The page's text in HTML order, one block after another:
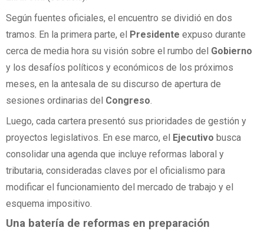
Según fuentes oficiales, el encuentro se dividió en dos
tramos. En la primera parte, el Presidente expuso durante
cerca de media hora su visión sobre el rumbo del Gobierno
y los desafíos políticos y económicos de los próximos
meses, en la antesala de su discurso de apertura de
sesiones ordinarias del Congreso
Luego, cada cartera presentó sus prioridades de gestión y
proyectos legislativos. En ese marco, el Ejecutivo busca
consolidar una agenda que incluye reformas laboral y
tributaria, consideradas claves por el oficialismo para
modificar el funcionamiento del mercado de trabajo y el
esquema impositivo.
Una batería de reformas en preparación